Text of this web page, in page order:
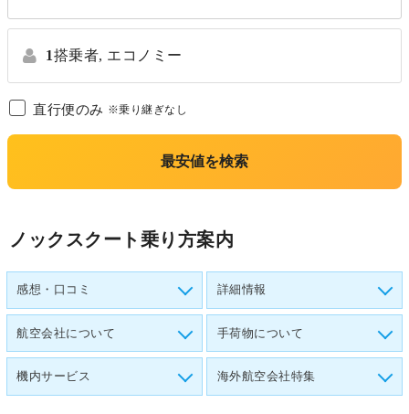
1搭乗者, エコノミー
直行便のみ ※乗り継ぎなし
最安値を検索
ノックスクート乗り方案内
感想・口コミ 詳細情報
航空会社について 手荷物について
機内サービス 海外航空会社特集